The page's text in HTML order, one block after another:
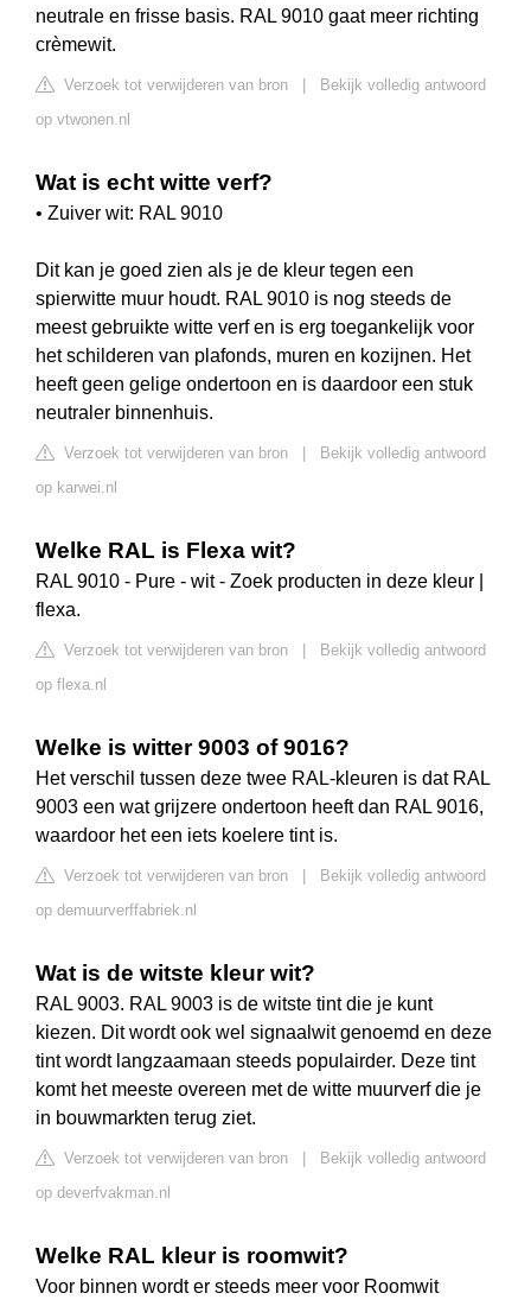
neutrale en frisse basis. RAL 9010 gaat meer richting
crèmewit.
Verzoek tot verwijderen van bron
Bekijk volledig antwoord
op vtwonen.nl
Wat is echt witte verf?
• Zuiver wit: RAL 9010
Dit kan je goed zien als je de kleur tegen een
spierwitte muur houdt. RAL 9010 is nog steeds de
meest gebruikte witte verf en is erg toegankelijk voor
het schilderen van plafonds, muren en kozijnen. Het
heeft geen gelige ondertoon en is daardoor een stuk
neutraler binnenhuis.
Verzoek tot verwijderen van bron
Bekijk volledig antwoord
op karwei.nl
Welke RAL is Flexa wit?
RAL 9010 - Pure - wit - Zoek producten in deze kleur |
flexa.
Verzoek tot verwijderen van bron
Bekijk volledig antwoord
op flexa.nl
Welke is witter 9003 of 9016?
Het verschil tussen deze twee RAL-kleuren is dat RAL
9003 een wat grijzere ondertoon heeft dan RAL 9016,
waardoor het een iets koelere tint is.
Verzoek tot verwijderen van bron
Bekijk volledig antwoord
op demuurverffabriek.nl
Wat is de witste kleur wit?
RAL 9003. RAL 9003 is de witste tint die je kunt
kiezen. Dit wordt ook wel signaalwit genoemd en deze
tint wordt langzaamaan steeds populairder. Deze tint
komt het meeste overeen met de witte muurverf die je
in bouwmarkten terug ziet.
Verzoek tot verwijderen van bron
Bekijk volledig antwoord
op deverfvakman.nl
Welke RAL kleur is roomwit?
Voor binnen wordt er steeds meer voor Roomwit